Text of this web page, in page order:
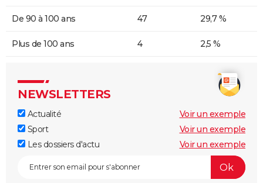
De 90 à 100 ans 47 29,7 %
Plus de 100 ans 4 2,5 %
NEWSLETTERS
Actualité
Voir un exemple
Sport
Voir un exemple
Les dossiers d'actu
Voir un exemple